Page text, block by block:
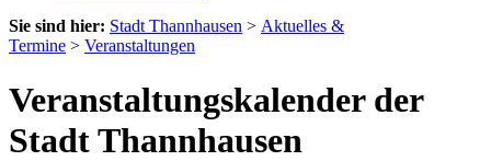
Sie sind hier: Stadt Thannhausen > Aktuelles &
Termine > Veranstaltungen
Veranstaltungskalender der
Stadt Thannhausen